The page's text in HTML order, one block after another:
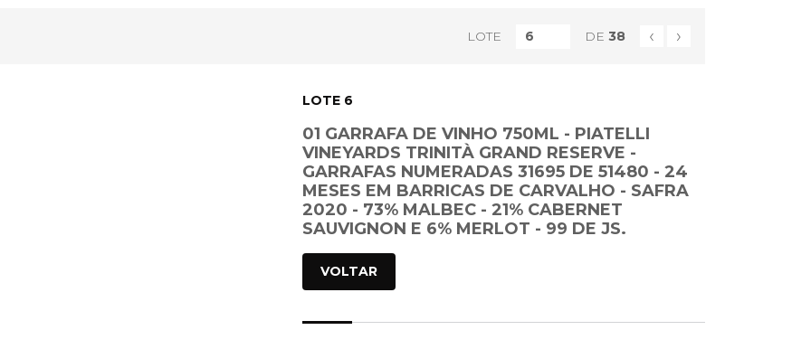
LOTE DE 38 ‹ ›
LOTE 6
01 GARRAFA DE VINHO 750ML - PIATELLI
VINEYARDS TRINITÀ GRAND RESERVE -
GARRAFAS NUMERADAS 31695 DE 51480 - 24
MESES EM BARRICAS DE CARVALHO - SAFRA
2020 - 73% MALBEC - 21% CABERNET
SAUVIGNON E 6% MERLOT - 99 DE JS.
VOLTAR